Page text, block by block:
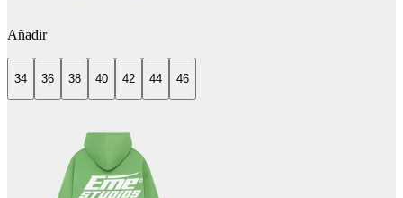
Añadir
34 36 38 40 42 44 46